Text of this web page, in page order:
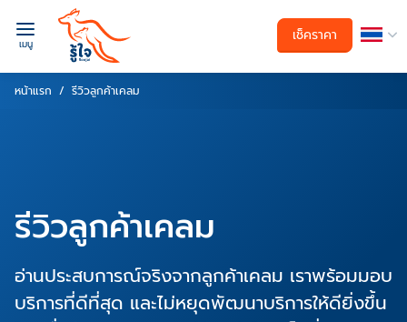
เมนู เช็คราคา
หน้าแรก รีวิวลูกค้าเคลม
รีวิวลูกค้าเคลม
อ่านประสบการณ์จริงจากลูกค้าเคลม เราพร้อมมอบ
บริการที่ดีที่สุด และไม่หยุดพัฒนาบริการให้ดียิ่งขึ้น